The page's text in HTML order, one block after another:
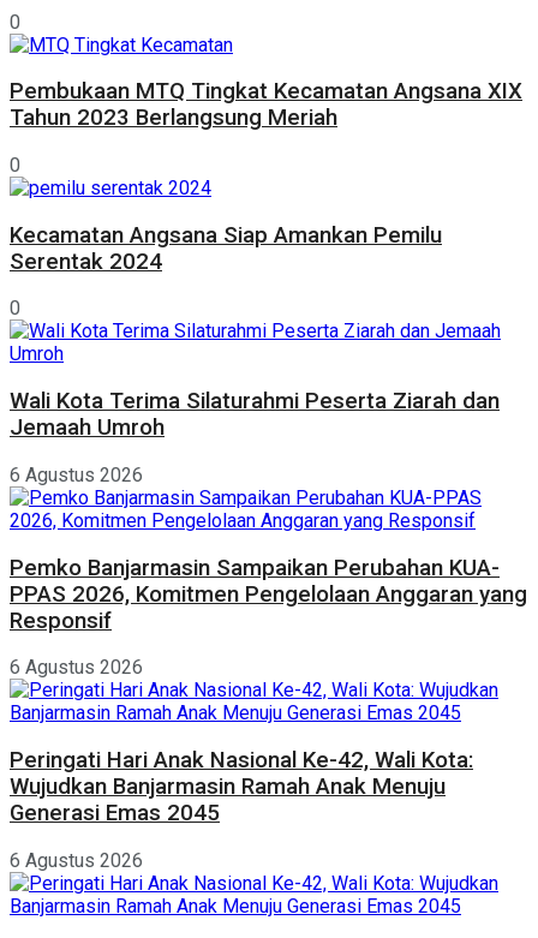
0
Pembukaan MTQ Tingkat Kecamatan Angsana XIX
Tahun 2023 Berlangsung Meriah
0
Kecamatan Angsana Siap Amankan Pemilu
Serentak 2024
0
Wali Kota Terima Silaturahmi Peserta Ziarah dan
Jemaah Umroh
6 Agustus 2026
Pemko Banjarmasin Sampaikan Perubahan KUA-
PPAS 2026, Komitmen Pengelolaan Anggaran yang
Responsif
6 Agustus 2026
Peringati Hari Anak Nasional Ke-42, Wali Kota:
Wujudkan Banjarmasin Ramah Anak Menuju
Generasi Emas 2045
6 Agustus 2026